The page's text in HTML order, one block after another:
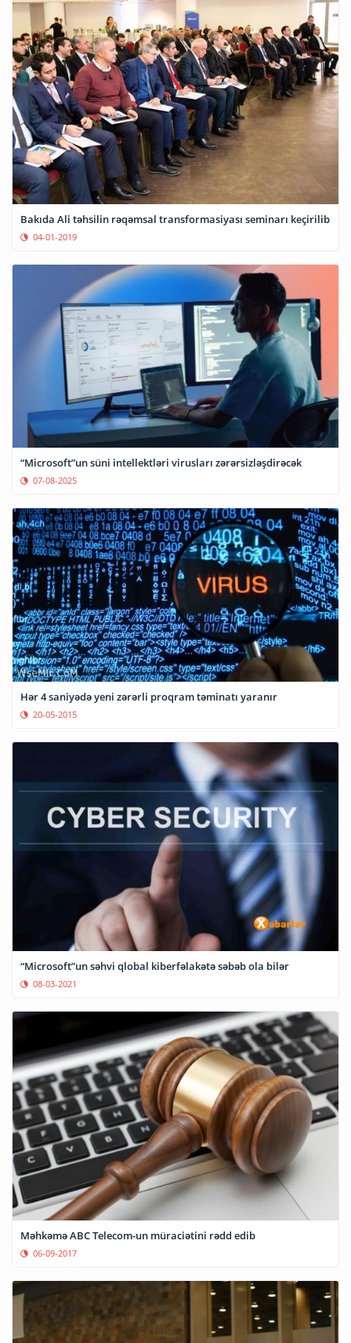
Bakıda Ali təhsilin rəqəmsal transformasiyası seminarı keçirilib
04-01-2019
“Microsoft”un süni intellektləri virusları zərərsizləşdirəcək
07-08-2025
Hər 4 saniyədə yeni zərərli proqram təminatı yaranır
20-05-2015
“Microsoft”un səhvi qlobal kiberfəlakətə səbəb ola bilər
08-03-2021
Məhkəmə ABC Telecom-un müraciətini rədd edib
06-09-2017